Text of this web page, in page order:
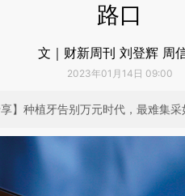
路口
文｜财新周刊 刘登辉 周
2023年01月14日 09:00
】种植牙告别万元时代，最难集